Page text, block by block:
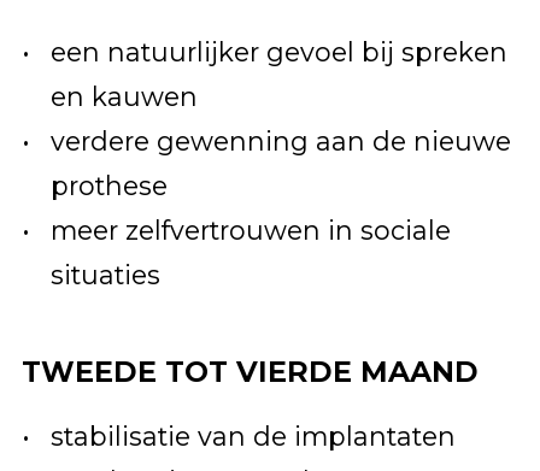
een natuurlijker gevoel bij spreken
en kauwen
verdere gewenning aan de nieuwe
prothese
meer zelfvertrouwen in sociale
situaties
TWEEDE TOT VIERDE MAAND
stabilisatie van de implantaten